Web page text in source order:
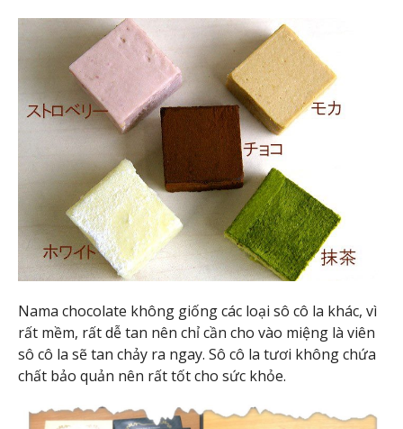
Nama chocolate không giống các loại sô cô la khác, vì
rất mềm, rất dễ tan nên chỉ cần cho vào miệng là viên
sô cô la sẽ tan chảy ra ngay. Sô cô la tươi không chứa
chất bảo quản nên rất tốt cho sức khỏe.